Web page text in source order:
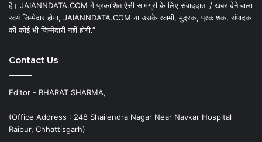
है। JAIANNDATA.COM में प्रकाशित ऐसी सामग्री के लिए संवाददाता / खबर देने वाला
स्वयं जिम्मेदार होगा, JAIANNDATA.COM या उसके स्वामी, मुद्रक, प्रकाशक, संपादक
की कोई भी जिम्मेदारी नहीं होगी.”
Contact Us
Editor - BHARAT SHARMA,
(Office Address : 248 Shailendra Nagar Near Navkar Hospital
Raipur, Chhattisgarh)